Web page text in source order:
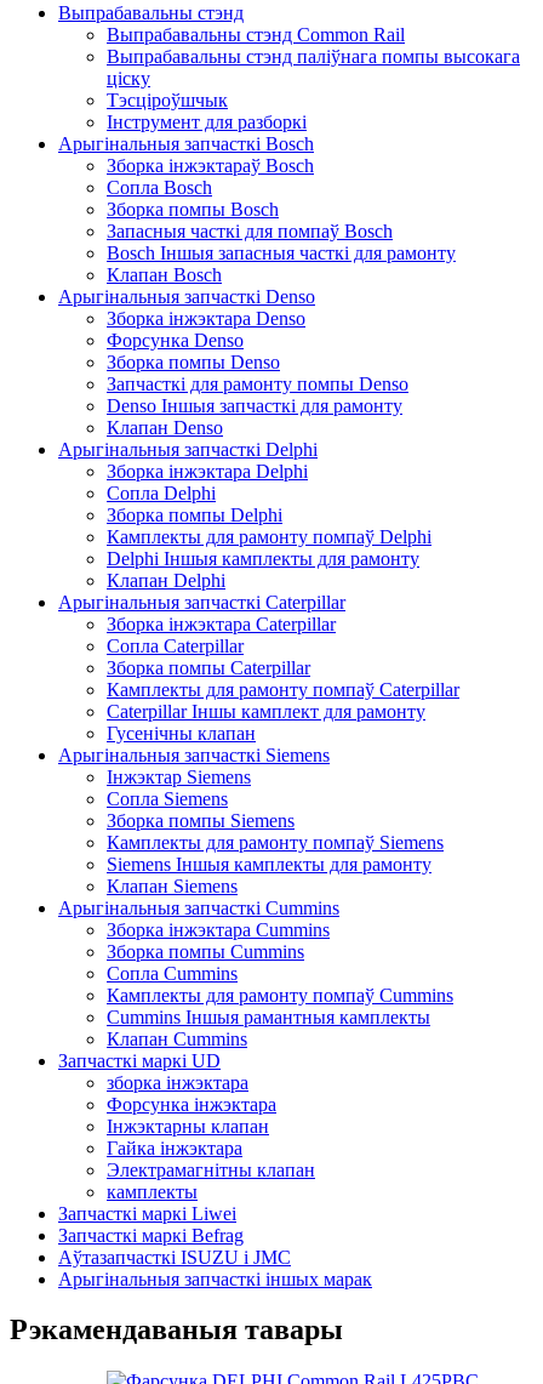
Выпрабавальны стэнд
Выпрабавальны стэнд Common Rail
Выпрабавальны стэнд паліўнага помпы высокага
ціску
Тэсціроўшчык
Інструмент для разборкі
Арыгінальныя запчасткі Bosch
Зборка інжэктараў Bosch
Сопла Bosch
Зборка помпы Bosch
Запасныя часткі для помпаў Bosch
Bosch Іншыя запасныя часткі для рамонту
Клапан Bosch
Арыгінальныя запчасткі Denso
Зборка інжэктара Denso
Форсунка Denso
Зборка помпы Denso
Запчасткі для рамонту помпы Denso
Denso Іншыя запчасткі для рамонту
Клапан Denso
Арыгінальныя запчасткі Delphi
Зборка інжэктара Delphi
Сопла Delphi
Зборка помпы Delphi
Камплекты для рамонту помпаў Delphi
Delphi Іншыя камплекты для рамонту
Клапан Delphi
Арыгінальныя запчасткі Caterpillar
Зборка інжэктара Caterpillar
Сопла Caterpillar
Зборка помпы Caterpillar
Камплекты для рамонту помпаў Caterpillar
Caterpillar Іншы камплект для рамонту
Гусенічны клапан
Арыгінальныя запчасткі Siemens
Інжэктар Siemens
Сопла Siemens
Зборка помпы Siemens
Камплекты для рамонту помпаў Siemens
Siemens Іншыя камплекты для рамонту
Клапан Siemens
Арыгінальныя запчасткі Cummins
Зборка інжэктара Cummins
Зборка помпы Cummins
Сопла Cummins
Камплекты для рамонту помпаў Cummins
Cummins Іншыя рамантныя камплекты
Клапан Cummins
Запчасткі маркі UD
зборка інжэктара
Форсунка інжэктара
Інжэктарны клапан
Гайка інжэктара
Электрамагнітны клапан
камплекты
Запчасткі маркі Liwei
Запчасткі маркі Befrag
Аўтазапчасткі ISUZU і JMC
Арыгінальныя запчасткі іншых марак
Рэкамендаваныя тавары